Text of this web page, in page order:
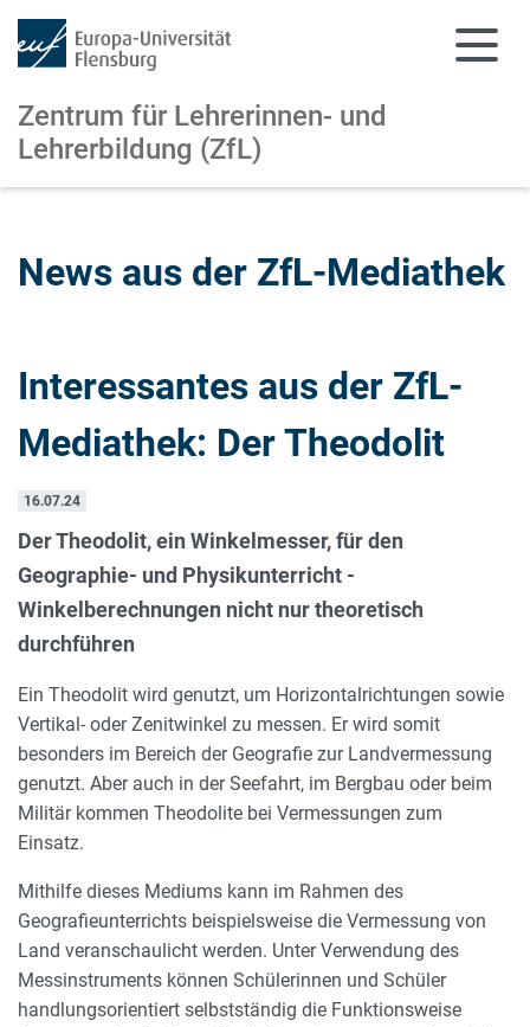
Zentrum für Lehrerinnen- und
Lehrerbildung (ZfL)
News aus der ZfL-Mediathek
Interessantes aus der ZfL-
Mediathek: Der Theodolit
16.07.24
Der Theodolit, ein Winkelmesser, für den
Geographie- und Physikunterricht -
Winkelberechnungen nicht nur theoretisch
durchführen
Ein Theodolit wird genutzt, um Horizontalrichtungen sowie
Vertikal- oder Zenitwinkel zu messen. Er wird somit
besonders im Bereich der Geografie zur Landvermessung
genutzt. Aber auch in der Seefahrt, im Bergbau oder beim
Militär kommen Theodolite bei Vermessungen zum
Einsatz.
Mithilfe dieses Mediums kann im Rahmen des
Geografieunterrichts beispielsweise die Vermessung von
Land veranschaulicht werden. Unter Verwendung des
Messinstruments können Schülerinnen und Schüler
handlungsorientiert selbstständig die Funktionsweise